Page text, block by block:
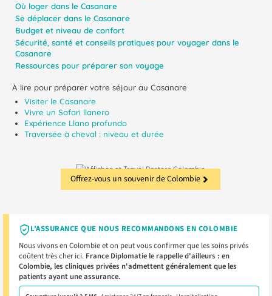
Où loger dans le Casanare
Se déplacer dans le Casanare
Budget et niveau de confort
Sécurité, santé et conseils pratiques pour voyager dans le
Casanare
Ressources pour préparer son voyage
À lire pour préparer votre séjour au Casanare
Visiter le Casanare
Vivre un Safari llanero
Expérience Llano profundo
Traversée à cheval : niveau et durée
Offrez-vous un souvenir de Colombie
L'ASSURANCE QUE NOUS RECOMMANDONS EN COLOMBIE
Nous vivons en Colombie et on peut vous confirmer que les soins privés
coûtent très cher ici. France Diplomatie le rappelle d'ailleurs : en
Colombie, les cliniques privées n'admettent généralement que les
patients ayant une assurance.